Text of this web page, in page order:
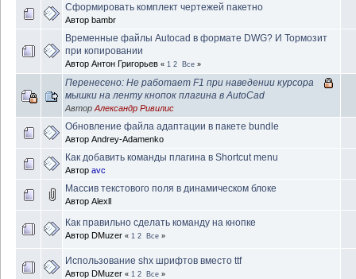
Сформировать комплект чертежей пакетно
Автор bambr
Временные файлы Autocad в формате DWG? И Тормозит
при копировании
Автор Антон Григорьев « 1 2 Все »
Перенесено: Не работает F1 при наведении курсора
мышки на ленту кнопок плагина в AutoCad
Автор Александр Ривилис
Обновление файла адаптации в пакете bundle
Автор Andrey-Adamenko
Как добавить команды плагина в Shortcut menu
Автор avc
Массив текстового поля в динамическом блоке
Автор Alexll
Как правильно сделать команду на кнопке
Автор DMuzer « 1 2 Все »
Использование shx шрифтов вместо ttf
Автор DMuzer « 1 2 Все »